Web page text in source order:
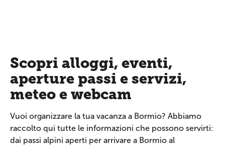
Scopri alloggi, eventi,
aperture passi e servizi,
meteo e webcam
Vuoi organizzare la tua vacanza a Bormio? Abbiamo
raccolto qui tutte le informazioni che possono servirti:
dai passi alpini aperti per arrivare a Bormio al